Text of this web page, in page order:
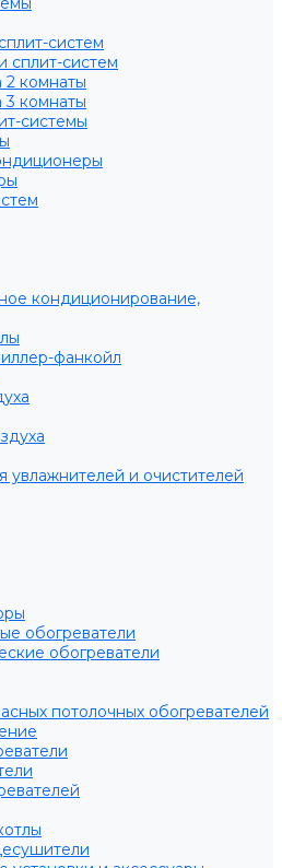
систем
сплит-систем
2 комнаты
3 комнаты
системы
кондиционирование,
фанкойл
увлажнителей и очистителей
обогреватели
обогреватели
потолочных обогревателей